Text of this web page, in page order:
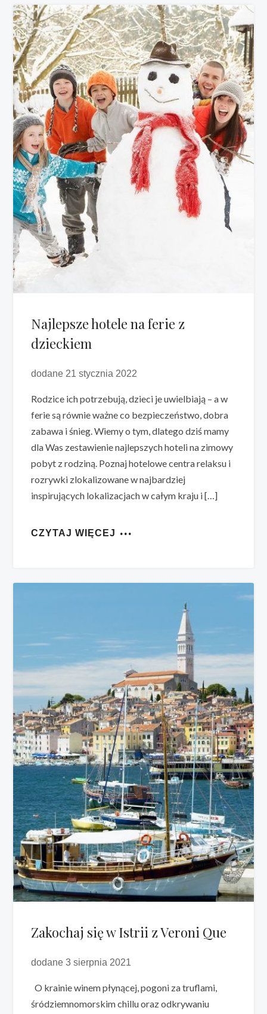
Najlepsze hotele na ferie z
dzieckiem
dodane 21 stycznia 2022
Rodzice ich potrzebują, dzieci je uwielbiają – a w
ferie są równie ważne co bezpieczeństwo, dobra
zabawa i śnieg. Wiemy o tym, dlatego dziś mamy
dla Was zestawienie najlepszych hoteli na zimowy
pobyt z rodziną. Poznaj hotelowe centra relaksu i
rozrywki zlokalizowane w najbardziej
inspirujących lokalizacjach w całym kraju i […]
CZYTAJ WIĘCEJ
Zakochaj się w Istrii z Veroni Que
dodane 3 sierpnia 2021
O krainie winem płynącej, pogoni za truflami,
śródziemnomorskim chillu oraz odkrywaniu